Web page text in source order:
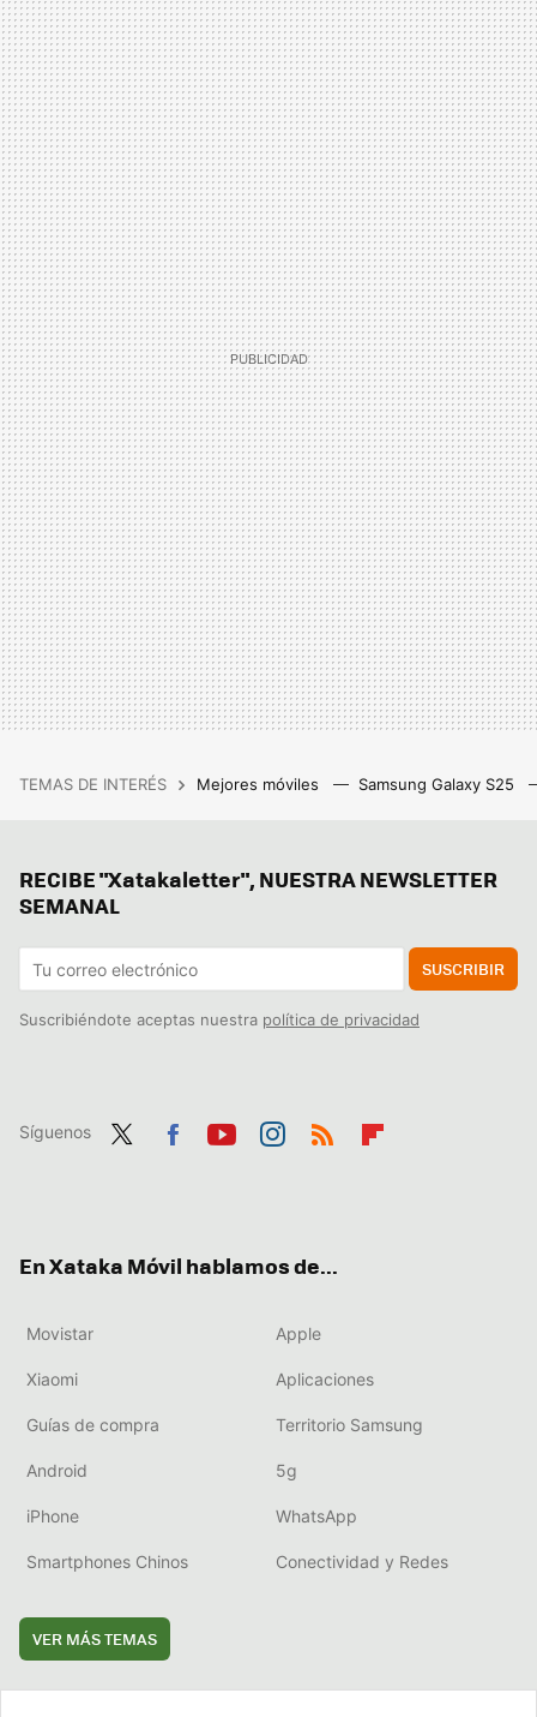
TEMAS DE INTERÉS Mejores móviles Samsung Galaxy S25
RECIBE "Xatakaletter", NUESTRA NEWSLETTER
SEMANAL
SUSCRIBIR
Suscribiéndote aceptas nuestra política de privacidad
Síguenos
En Xataka Móvil hablamos de...
Movistar Apple
Xiaomi Aplicaciones
Guías de compra Territorio Samsung
Android 5g
iPhone WhatsApp
Smartphones Chinos Conectividad y Redes
VER MÁS TEMAS